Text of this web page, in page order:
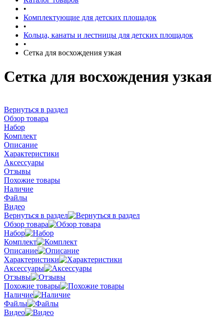
•
Комплектующие для детских площадок
•
Кольца, канаты и лестницы для детских площадок
•
Сетка для восхождения узкая
Сетка для восхождения узкая
Вернуться в раздел
Обзор товара
Набор
Комплект
Описание
Характеристики
Аксессуары
Отзывы
Похожие товары
Наличие
Файлы
Видео
Вернуться в раздел
Обзор товара
Набор
Комплект
Описание
Характеристики
Аксессуары
Отзывы
Похожие товары
Наличие
Файлы
Видео